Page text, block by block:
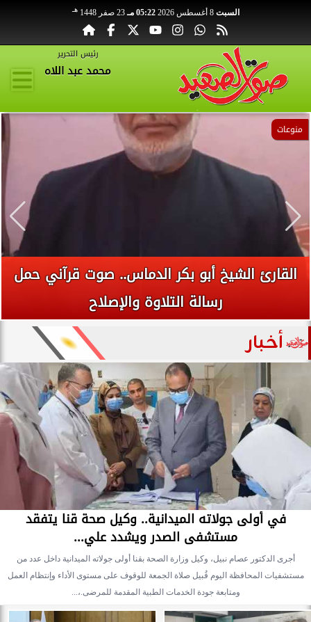
السبت 8 أغسطس 2026 05:22 مـ 23 صفر 1448 هـ
رئيس التحرير
محمد عبد اللاه
تعليم
أول رد من جامعة قنا بعد شكوي طالب تربية
رياضية من عدم تعيينه معيدا
أخبار
في أولى جولاته الميدانية.. وكيل صحة قنا يتفقد
مستشفى الصدر ويشدد علي...
أجرى الدكتور عصام نبيل، وكيل وزارة الصحة بقنا أولى جولاته الميدانية داخل عدد من
مستشفيات المحافظة اليوم قُبيل صلاة الجمعة للوقوف على مستوى الأداء وإنتظام العمل
ومتابعة جودة الخدمات الطبية المقدمة للمرضى.،...